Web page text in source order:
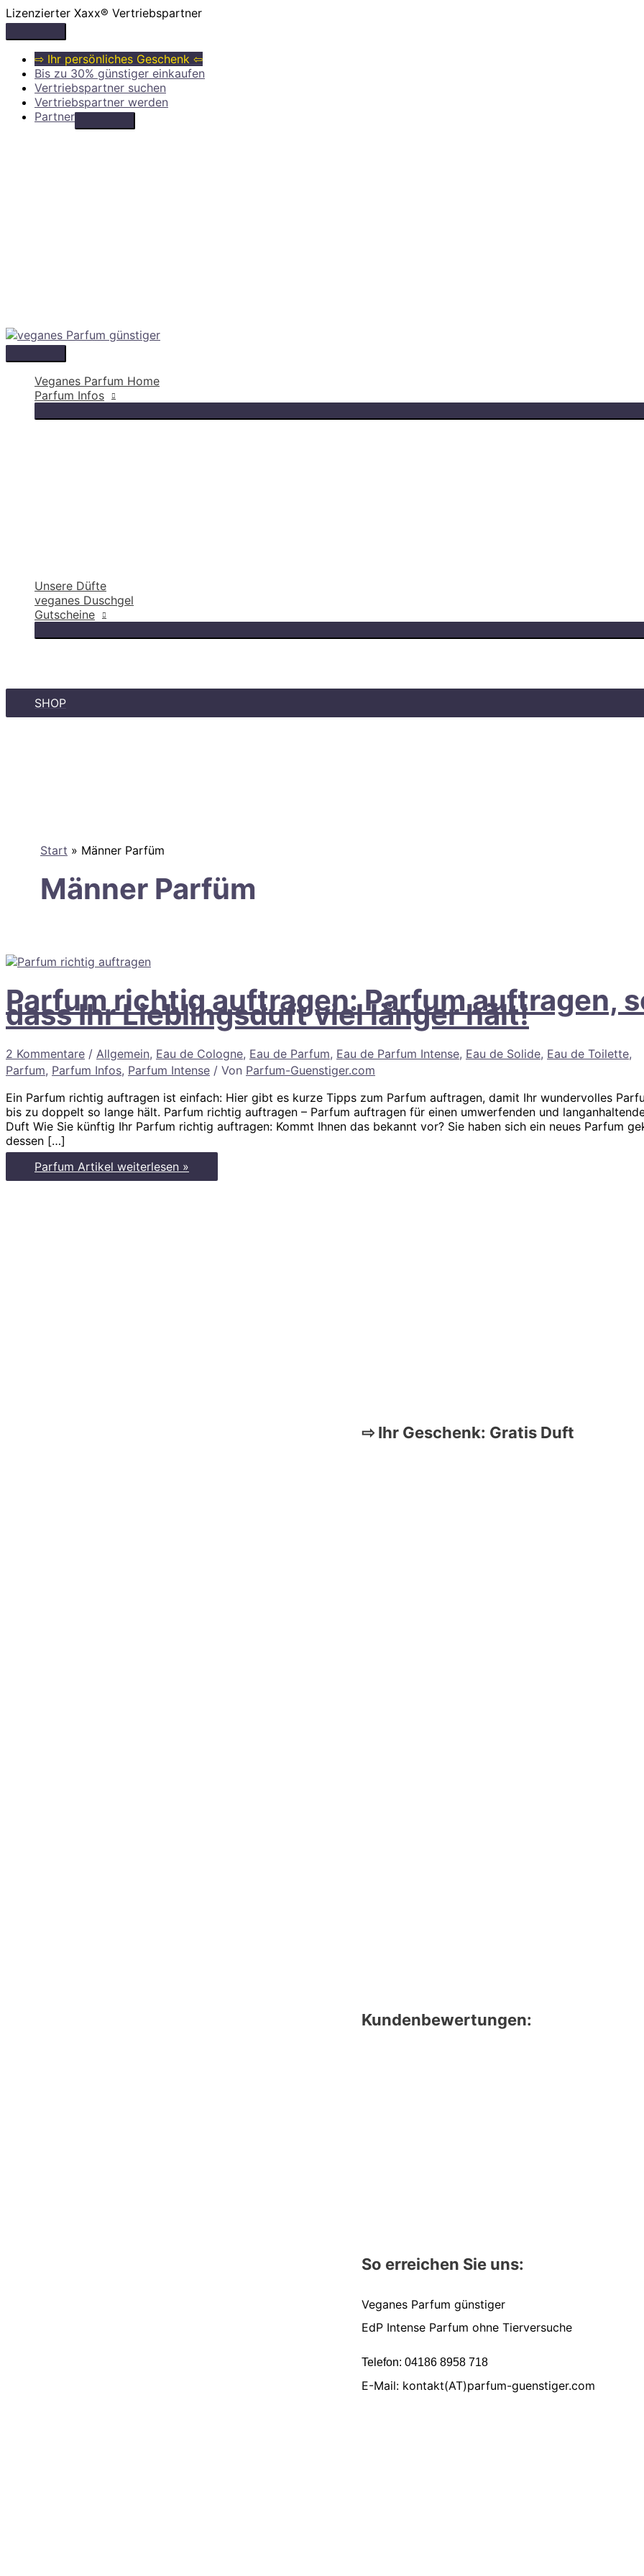
Zum
Inhalt
springen
Lizenzierter Xaxx® Vertriebspartner
Above
Header
⇨ Ihr persönliches Geschenk ⇦
Bis zu 30% günstiger einkaufen
Vertriebspartner suchen
Vertriebspartner werden
Partner
Hauptmenü
Veganes Parfum Home
Parfum Infos
Unsere Düfte
veganes Duschgel
Gutscheine
SHOP
Start Männer Parfüm
Männer Parfüm
Parfum richtig auftragen: Parfum auftragen,
dass Ihr Lieblingsduft viel länger hält!
2 Kommentare / Allgemein, Eau de Cologne, Eau de Parfum, Eau de Parfum Intense, Eau de Solide, Eau de Toilette,
Parfum, Parfum Infos, Parfum Intense / Von Parfum-Guenstiger.com
Ein Parfum richtig auftragen ist einfach: Hier gibt es kurze Tipps zum Parfum auftragen, damit Ihr wundervolles
bis zu doppelt so lange hält. Parfum richtig auftragen – Parfum auftragen für einen umwerfenden und
Duft Wie Sie künftig Ihr Parfum richtig auftragen: Kommt Ihnen das bekannt vor? Sie haben sich ein neues Parfum
dessen […]
Parfum
richtig
Parfum Artikel weiterlesen »
⇨ Ihr Geschenk: Gratis Duft
Kundenbewertungen:
So erreichen Sie uns:
Veganes Parfum günstiger
EdP Intense Parfum ohne Tierversuche
Telefon: 04186 8958 718
E-Mail: kontakt(AT)parfum-guenstiger.com